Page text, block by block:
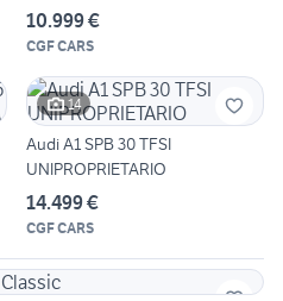
10.999 €
CGF CARS
14
Audi A1 SPB 30 TFSI
UNIPROPRIETARIO
14.499 €
CGF CARS